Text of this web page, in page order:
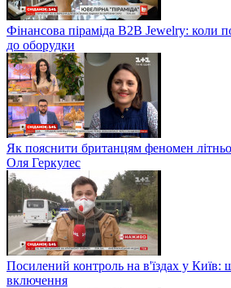
Фінансова піраміда B2B Jewelry: коли
до оборудки
Як пояснити британцям феномен
Оля Геркулес
Посилений контроль на в'їздах у Київ:
включення